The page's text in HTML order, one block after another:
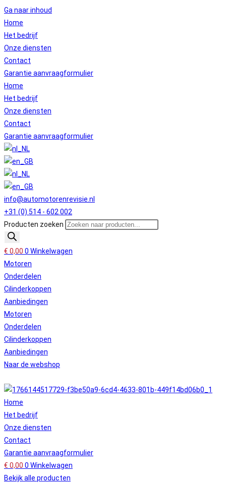
Ga naar inhoud
Home
Het bedrijf
Onze diensten
Contact
Garantie aanvraagformulier
Home
Het bedrijf
Onze diensten
Contact
Garantie aanvraagformulier
info@automotorenrevisie.nl
+31 (0) 514 - 602 002
Producten zoeken
€ 0,00 0 Winkelwagen
Motoren
Onderdelen
Cilinderkoppen
Aanbiedingen
Motoren
Onderdelen
Cilinderkoppen
Aanbiedingen
Naar de webshop
Home
Het bedrijf
Onze diensten
Contact
Garantie aanvraagformulier
€ 0,00 0 Winkelwagen
Bekijk alle producten